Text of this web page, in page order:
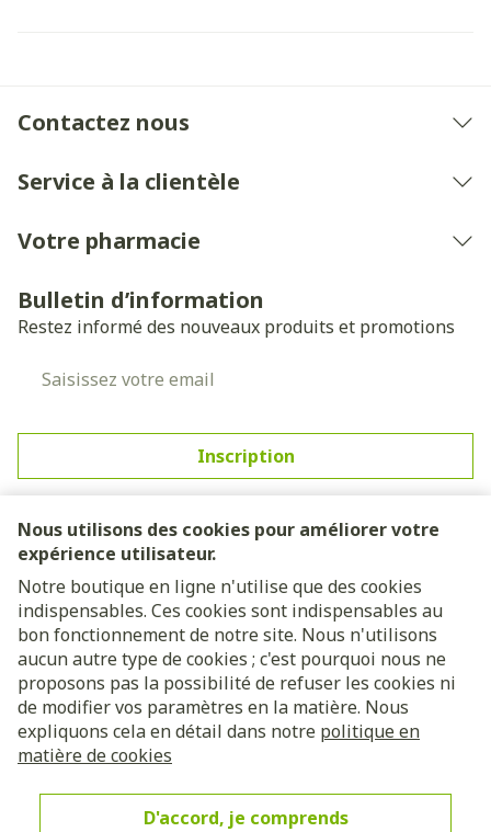
Nous utilisons des cookies pour améliorer votre
expérience utilisateur.
Notre boutique en ligne n'utilise que des cookies
indispensables. Ces cookies sont indispensables au
bon fonctionnement de notre site. Nous n'utilisons
aucun autre type de cookies ; c'est pourquoi nous ne
proposons pas la possibilité de refuser les cookies ni
de modifier vos paramètres en la matière. Nous
expliquons cela en détail dans notre politique en
matière de cookies
D'accord, je comprends
Contactez nous
Service à la clientèle
Votre pharmacie
Bulletin d’information
Restez informé des nouveaux produits et promotions
Inscription
En cliquant sur s'abonner, vous vous abonnez à notre
newsletter et acceptez notrepolitique de confidentialité.
Liens légaux